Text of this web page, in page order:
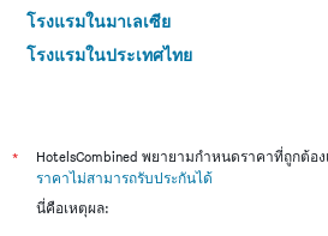
โรงแรมในมาเลเซีย
โรงแรมในประเทศไทย
*
HotelsCombined พยายามกำหนดราคาที่ถูกต้อ
ราคาไม่สามารถรับประกันได้
นี่คือเหตุผล: